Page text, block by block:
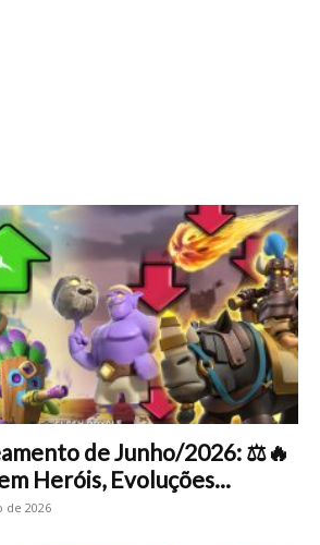
de Junho/2026: ⚖️🔥
Heróis, Evoluções...
de 2026